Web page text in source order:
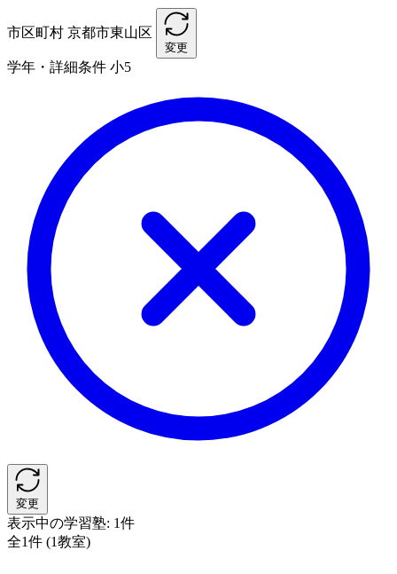
市区町村 京都市東山区
変更
学年・詳細条件 小5
変更
表示中の学習塾: 1件
全1件 (1教室)